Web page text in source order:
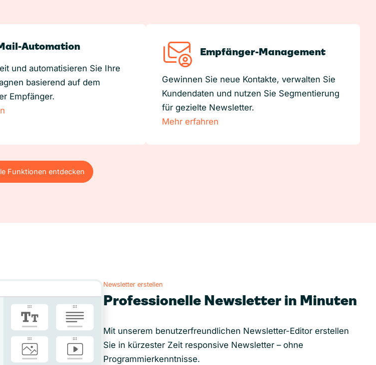
Automation
und automatisieren Sie Ihre
basierend auf dem
Empfänger.
Empfänger-Management
Gewinnen Sie neue Kontakte, verwalten Sie
Kundendaten und nutzen Sie Segmentierung
für gezielte Newsletter.
Mehr erfahren
Funktionen entdecken
Funktionen entdecken
Newsletter erstellen
Professionelle Newsletter in Minuten
Mit unserem benutzerfreundlichen Newsletter-Editor erstellen
Sie in kürzester Zeit responsive Newsletter – ohne
Programmierkenntnisse.